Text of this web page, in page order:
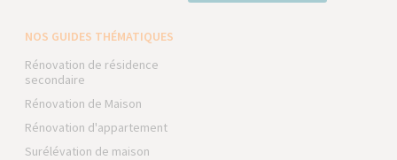
NOS GUIDES THÉMATIQUES
Rénovation de résidence
secondaire
Rénovation de Maison
Rénovation d'appartement
Surélévation de maison